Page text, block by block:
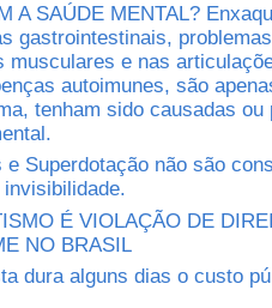
A SAÚDE MENTAL?
gastrointestinais,
musculares e nas
autoimunes, são
tenham sido causadas ou
Superdotação não são
É VIOLAÇÃO DE
NO BRASIL
dura alguns dias o custo